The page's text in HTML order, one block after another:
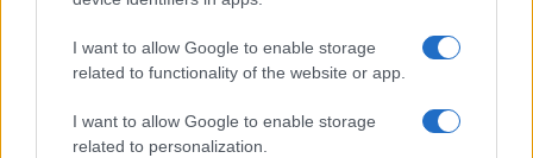
I want to allow Google to enable storage
related to functionality of the website or app.
I want to allow Google to enable storage
related to personalization.